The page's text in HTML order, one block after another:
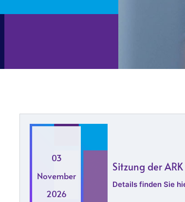
03
November
2026
Sitzung der ARK
Details finden Sie